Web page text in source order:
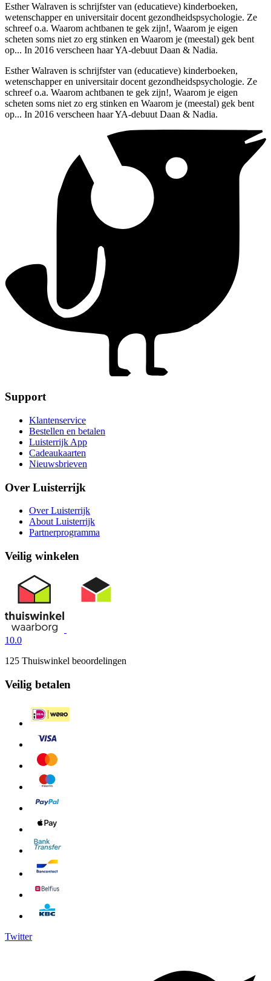
Esther Walraven is schrijfster van (educatieve) kinderboeken,
wetenschapper en universitair docent gezondheidspsychologie. Ze
schreef o.a. Waarom achtbanen te gek zijn!, Waarom je eigen
scheten soms niet zo erg stinken en Waarom je (meestal) gek bent
op... In 2016 verscheen haar YA-debuut Daan & Nadia.
Esther Walraven is schrijfster van (educatieve) kinderboeken,
wetenschapper en universitair docent gezondheidspsychologie. Ze
schreef o.a. Waarom achtbanen te gek zijn!, Waarom je eigen
scheten soms niet zo erg stinken en Waarom je (meestal) gek bent
op... In 2016 verscheen haar YA-debuut Daan & Nadia.
Support
Klantenservice
Bestellen en betalen
Luisterrijk App
Cadeaukaarten
Nieuwsbrieven
Over Luisterrijk
Over Luisterrijk
About Luisterrijk
Partnerprogramma
Veilig winkelen
10.0
125 Thuiswinkel beoordelingen
Veilig betalen
Twitter